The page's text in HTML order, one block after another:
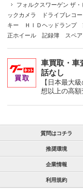
フォルクスワーゲン ザ
ックカメラ ドライブレコ
キー ＨＩＤヘッドランプ
正ホイール 記録簿 スペ
車買取・
話なし
【日本最大
想以上の高額
質問はコチラ
推奨環境
企業情報
利用規約